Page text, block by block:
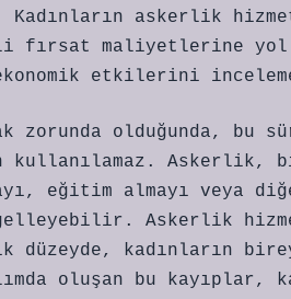
askerlik
fırsat maliyetlerine
etkilerini
zorunda olduğunda, bu
Askerlik,
eğitim almayı veya
Askerlik
düzeyde, kadınların
oluşan bu kayıplar,